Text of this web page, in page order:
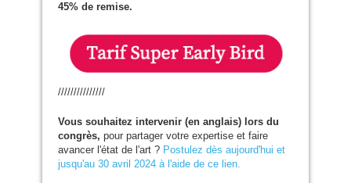
45% de remise.
///////////////
Vous souhaitez intervenir (en anglais) lors du
congrès, pour partager votre expertise et faire
avancer l'état de l'art ? Postulez dès aujourd'hui et
jusqu'au 30 avril 2024 à l'aide de ce lien.